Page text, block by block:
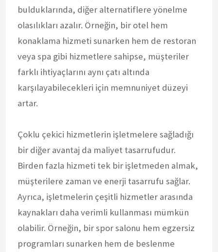
bulduklarında, diğer alternatiflere yönelme
olasılıkları azalır. Örneğin, bir otel hem
konaklama hizmeti sunarken hem de restoran
veya spa gibi hizmetlere sahipse, müşteriler
farklı ihtiyaçlarını aynı çatı altında
karşılayabilecekleri için memnuniyet düzeyi
artar.
Çoklu çekici hizmetlerin işletmelere sağladığı
bir diğer avantaj da maliyet tasarrufudur.
Birden fazla hizmeti tek bir işletmeden almak,
müşterilere zaman ve enerji tasarrufu sağlar.
Ayrıca, işletmelerin çeşitli hizmetler arasında
kaynakları daha verimli kullanması mümkün
olabilir. Örneğin, bir spor salonu hem egzersiz
programları sunarken hem de beslenme